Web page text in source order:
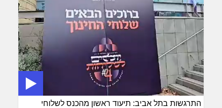
התרגשות בתל אביב: תיעוד ראשון מהכנס לשלוחי